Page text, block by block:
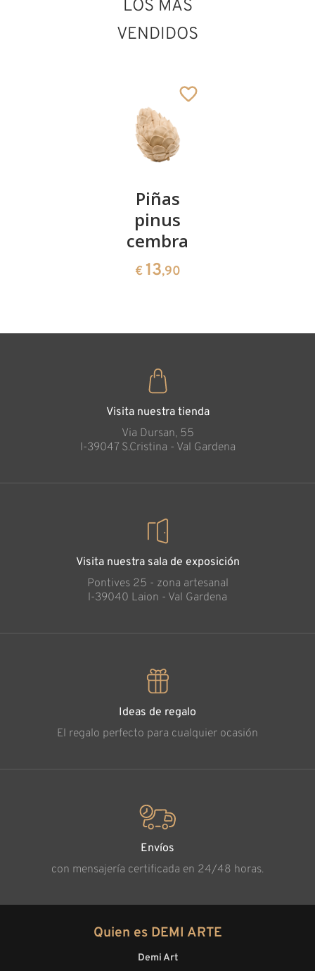
¦ngel 2000
LOS MÁS
VENDIDOS
Piñas
pinus
cembra
€ 13,90
Visita nuestra tienda
Via Dursan, 55
l-39047 S.Cristina - Val Gardena
Visita nuestra sala de exposición
Pontives 25 - zona artesanal
l-39040 Laion - Val Gardena
Ideas de regalo
El regalo perfecto para cualquier ocasión
Envíos
con mensajería certificada en 24/48 horas.
Quien es DEMI ARTE
Demi Art